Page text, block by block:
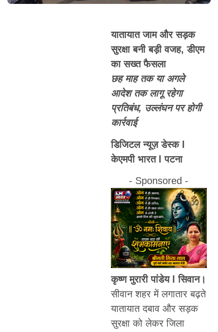
यातायात जाम और सड़क
सुरक्षा बनी बड़ी वजह, डीएम
का सख्त फैसला
छह माह तक या अगले
आदेश तक लागू रहेगा
प्रतिबंध, उल्लंघन पर होगी
कार्रवाई
डिजिटल न्यूज़ डेस्क l
केएमपी भारत l पटना
- Sponsored -
कृष्ण मुरारी पांडेय l सिवान।
सीवान शहर में लगातार बढ़ते
यातायात दबाव और सड़क
सुरक्षा को लेकर जिला